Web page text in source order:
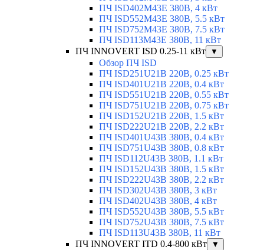
ПЧ ISD402M43E 380В, 4 кВт
ПЧ ISD552M43E 380В, 5.5 кВт
ПЧ ISD752M43E 380В, 7.5 кВт
ПЧ ISD113M43E 380В, 11 кВт
ПЧ INNOVERT ISD 0.25-11 кВт
▼
Обзор ПЧ ISD
ПЧ ISD251U21B 220В, 0.25 кВт
ПЧ ISD401U21B 220В, 0.4 кВт
ПЧ ISD551U21B 220В, 0.55 кВт
ПЧ ISD751U21B 220В, 0.75 кВт
ПЧ ISD152U21B 220В, 1.5 кВт
ПЧ ISD222U21B 220В, 2.2 кВт
ПЧ ISD401U43B 380В, 0.4 кВт
ПЧ ISD751U43B 380В, 0.8 кВт
ПЧ ISD112U43B 380В, 1.1 кВт
ПЧ ISD152U43B 380В, 1.5 кВт
ПЧ ISD222U43B 380В, 2.2 кВт
ПЧ ISD302U43B 380В, 3 кВт
ПЧ ISD402U43B 380В, 4 кВт
ПЧ ISD552U43B 380В, 5.5 кВт
ПЧ ISD752U43B 380В, 7.5 кВт
ПЧ ISD113U43B 380В, 11 кВт
ПЧ INNOVERT ITD 0.4-800 кВт
▼